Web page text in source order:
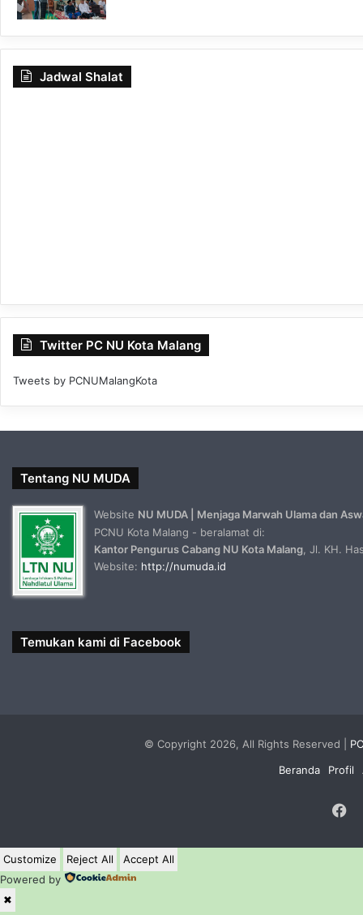
Jadwal Shalat
Twitter PC NU Kota Malang
Tweets by PCNUMalangKota
Tentang NU MUDA
Website NU MUDA | Menjaga Marwah Ulama dan
PCNU Kota Malang - beralamat di:
Kantor Pengurus Cabang NU Kota Malang, Jl. KH.
Website: http://numuda.id
Temukan kami di Facebook
© Copyright 2026, All Rights Reserved |
Beranda
Profil
Customize Reject All
Accept All
Powered by
✖